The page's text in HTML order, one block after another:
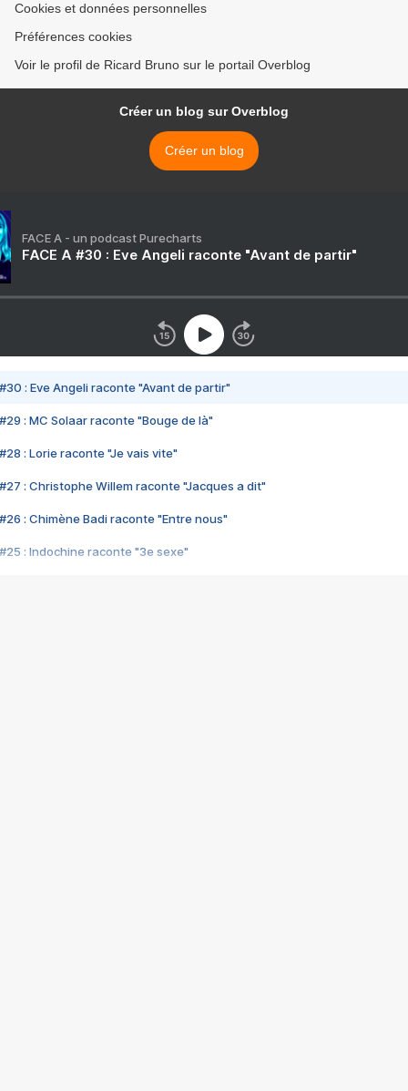
Cookies et données personnelles
Préférences cookies
Voir le profil de Ricard Bruno sur le portail Overblog
Créer un blog sur Overblog
Créer un blog
FACE A - un podcast Purecharts
FACE A #30 : Eve Angeli raconte "Avant de partir"
#30 : Eve Angeli raconte "Avant de partir"
#29 : MC Solaar raconte "Bouge de là"
#28 : Lorie raconte "Je vais vite"
#27 : Christophe Willem raconte "Jacques a dit"
#26 : Chimène Badi raconte "Entre nous"
#25 : Indochine raconte "3e sexe"